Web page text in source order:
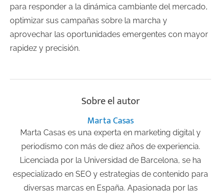
para responder a la dinámica cambiante del mercado,
optimizar sus campañas sobre la marcha y
aprovechar las oportunidades emergentes con mayor
rapidez y precisión.
Sobre el autor
Marta Casas
Marta Casas es una experta en marketing digital y
periodismo con más de diez años de experiencia.
Licenciada por la Universidad de Barcelona, se ha
especializado en SEO y estrategias de contenido para
diversas marcas en España. Apasionada por las